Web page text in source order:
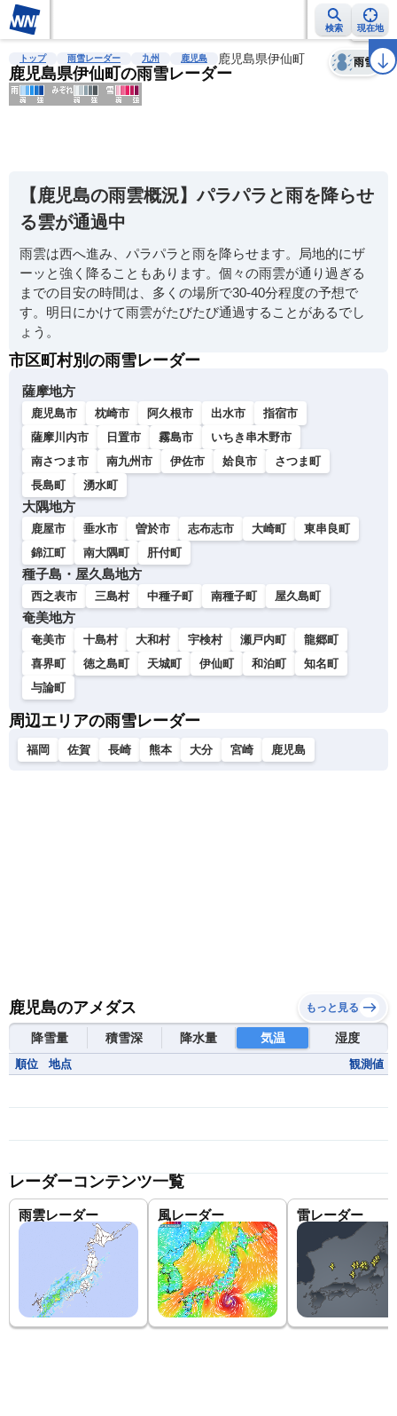
検索 現在地
雨雲レーダー 台風情報 地震情報 警報・注意報 2週間天気 ラ
トップ 雨雪レーダー 九州 鹿児島 鹿児島県伊仙町
鹿児島県伊仙町の雨雪レーダー
雨雪
天気 台風
【鹿児島の雨雲概況】パラパラと雨を降らせ
る雲が通過中
雨雲は西へ進み、パラパラと雨を降らせます。局地的にザ
ーッと強く降ることもあります。個々の雨雲が通り過ぎる
までの目安の時間は、多くの場所で30-40分程度の予想で
す。明日にかけて雨雲がたびたび通過することがあるでし
ょう。
市区町村別の雨雪レーダー
薩摩地方
鹿児島市 枕崎市 阿久根市 出水市
指宿市
薩摩川内市
日置市 霧島市
いちき串木野市
南さつま市
南九州市 伊佐市 姶良市
さつま町
長島町
湧水町
大隅地方
鹿屋市 垂水市 曽於市 志布志市 大崎町
東串良町
錦江町
南大隅町 肝付町
種子島・屋久島地方
西之表市 三島村 中種子町 南種子町 屋久島町
奄美地方
奄美市 十島村 大和村 宇検村 瀬戸内町
龍郷町
喜界町
徳之島町 天城町 伊仙町 和泊町
知名町
与論町
周辺エリアの雨雪レーダー
福岡 佐賀 長崎 熊本 大分 宮崎 鹿児島
鹿児島のアメダス もっと見る
降雪量 積雪深 降水量 気温 湿度
順位 地点 観測値
レーダーコンテンツ一覧
雨雲レーダー 風レーダー 雷レーダー